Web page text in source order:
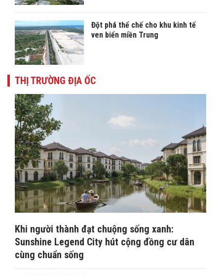
Đột phá thể chế cho khu kinh tế
ven biển miền Trung
THỊ TRƯỜNG ĐỊA ỐC
Khi người thành đạt chuộng sống xanh:
Sunshine Legend City hút cộng đồng cư dân
cùng chuẩn sống